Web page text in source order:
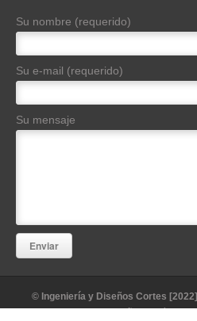
Su nombre (requerido)
Su e-mail (requerido)
Su mensaje
© Ingeniería y Diseños Cortes [2022]